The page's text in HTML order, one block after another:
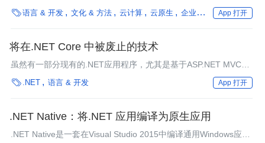
Preview 1 。
语言 & 开发 文化 & 方法 云计算 云原生 企业动态 最佳实践
App 打开
将在.NET Core 中被废止的技术
虽然有一部分现有的.NET应用程序，尤其是基于ASP.NET MVC的
应用程序将能够比较简单地迁移至.NET Core，但另一部分.NET应
用在迁移过程中可能会遇到某些问题。有一些问题是显而易见的，
Applications（UWP），而另一类些问题则更加微妙，这关系
 .NET 语言 & 开发 App 打开
.NET Native：将.NET 应用编译为原生应用
.NET Native是一套在Visual Studio 2015中编译通用Windows应用